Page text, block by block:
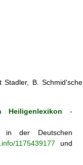
B. Schmid'sche
Heiligenlexikon -
in der Deutschen
1175439177 und